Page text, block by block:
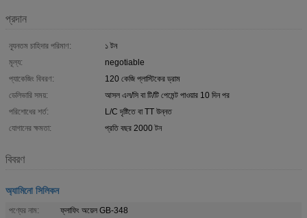
প্রদান
ন্যূনতম চাহিদার পরিমাণ:
১ টন
মূল্য:
negotiable
প্যাকেজিং বিবরণ:
120 কেজি প্লাস্টিকের ড্রাম
ডেলিভারি সময়:
আসল এল/সি বা টি/টি পেমেন্ট পাওয়ার 10 দিন পর
পরিশোধের শর্ত:
L/C দৃষ্টিতে বা TT উন্নত
যোগানের ক্ষমতা:
প্রতি বছর 2000 টন
বিবরণ
অ্যামিনো সিলিকন
পণ্যের নাম:
ফ্লাফিং অয়েল GB-348